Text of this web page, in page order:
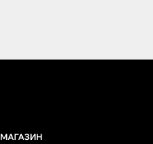
МАГАЗИН